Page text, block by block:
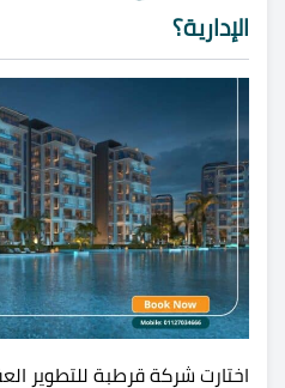
الإدارية؟
اختارت شركة قرطبة للتطوير